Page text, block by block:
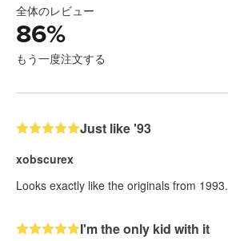
全体のレビュー
86%
もう一度注文する
Just like '93
xobscurex
Looks exactly like the originals from 1993.
I'm the only kid with it